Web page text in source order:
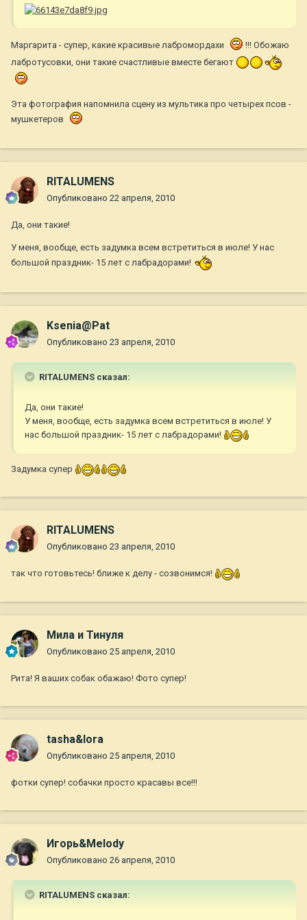
Маргарита - супер, какие красивые лабромордахи
!!! Обожаю
лабротусовки, они такие счастливые вместе бегают
Эта фотография напомнила сцену из мультика про четырех псов -
мушкетеров
RITALUMENS
Опубликовано 22 апреля, 2010
Да, они такие!
У меня, вообще, есть задумка всем встретиться в июле! У нас
большой праздник- 15 лет с лабрадорами!
Ksenia@Pat
Опубликовано 23 апреля, 2010
RITALUMENS сказал:
Да, они такие!
У меня, вообще, есть задумка всем встретиться в июле! У
нас большой праздник- 15 лет с лабрадорами!
Задумка супер
RITALUMENS
Опубликовано 23 апреля, 2010
так что готовьтесь! ближе к делу - созвонимся!
Мила и Тинуля
Опубликовано 25 апреля, 2010
Рита! Я ваших собак обажаю! Фото супер!
tasha&lora
Опубликовано 25 апреля, 2010
фотки супер! собачки просто красавы все!!!
Игорь&Melody
Опубликовано 26 апреля, 2010
RITALUMENS сказал: